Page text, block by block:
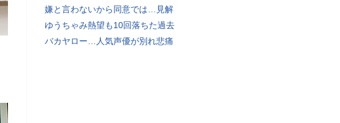
嫌と言わないから同意では…見解
ゆうちゃみ熱望も10回落ちた過去
バカヤロー…人気声優が別れ悲痛